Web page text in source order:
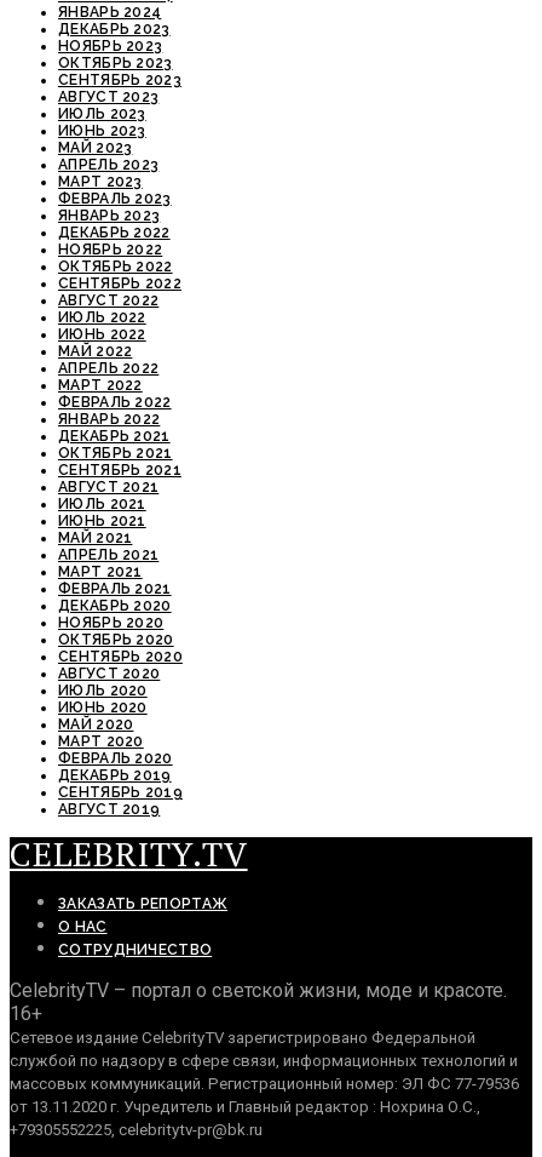
ЯНВАРЬ 2024
ДЕКАБРЬ 2023
НОЯБРЬ 2023
ОКТЯБРЬ 2023
СЕНТЯБРЬ 2023
АВГУСТ 2023
ИЮЛЬ 2023
ИЮНЬ 2023
МАЙ 2023
АПРЕЛЬ 2023
МАРТ 2023
ФЕВРАЛЬ 2023
ЯНВАРЬ 2023
ДЕКАБРЬ 2022
НОЯБРЬ 2022
ОКТЯБРЬ 2022
СЕНТЯБРЬ 2022
АВГУСТ 2022
ИЮЛЬ 2022
ИЮНЬ 2022
МАЙ 2022
АПРЕЛЬ 2022
МАРТ 2022
ФЕВРАЛЬ 2022
ЯНВАРЬ 2022
ДЕКАБРЬ 2021
ОКТЯБРЬ 2021
СЕНТЯБРЬ 2021
АВГУСТ 2021
ИЮЛЬ 2021
ИЮНЬ 2021
МАЙ 2021
АПРЕЛЬ 2021
МАРТ 2021
ФЕВРАЛЬ 2021
ДЕКАБРЬ 2020
НОЯБРЬ 2020
ОКТЯБРЬ 2020
СЕНТЯБРЬ 2020
АВГУСТ 2020
ИЮЛЬ 2020
ИЮНЬ 2020
МАЙ 2020
МАРТ 2020
ФЕВРАЛЬ 2020
ДЕКАБРЬ 2019
СЕНТЯБРЬ 2019
АВГУСТ 2019
CELEBRITY.TV
ЗАКАЗАТЬ РЕПОРТАЖ
О НАС
СОТРУДНИЧЕСТВО
CelebrityTV – портал о светской жизни, моде и красоте.
16+
Сетевое издание CelebrityTV зарегистрировано Федеральной
службой по надзору в сфере связи, информационных технологий и
массовых коммуникаций. Регистрационный номер: ЭЛ ФС 77-79536
от 13.11.2020 г. Учредитель и Главный редактор : Нохрина О.С.,
+79305552225, celebritytv-pr@bk.ru